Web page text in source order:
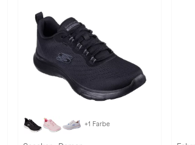
+1 Farbe